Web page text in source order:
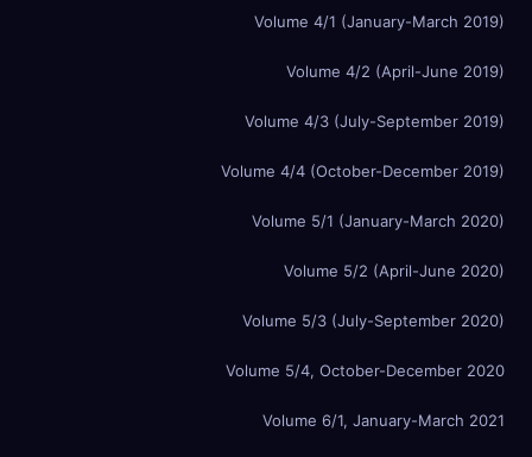
Volume 4/1 (January-March 2019)
Volume 4/2 (April-June 2019)
Volume 4/3 (July-September 2019)
Volume 4/4 (October-December 2019)
Volume 5/1 (January-March 2020)
Volume 5/2 (April-June 2020)
Volume 5/3 (July-September 2020)
Volume 5/4, October-December 2020
Volume 6/1, January-March 2021